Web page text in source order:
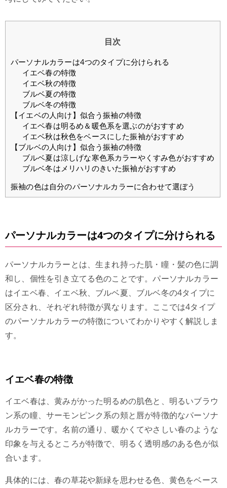
目次
パーソナルカラーは4つのタイプに分けられる
イエベ春の特徴
イエベ秋の特徴
ブルベ夏の特徴
ブルベ冬の特徴
【イエベの人向け】似合う振袖の特徴
イエベ春は明るめ＆暖色系を選ぶのがおすすめ
イエベ秋は秋色をベースにした振袖がおすすめ
【ブルベの人向け】似合う振袖の特徴
ブルベ夏は涼しげな寒色系カラーやくすみ色がおすすめ
ブルベ冬はメリハリのきいた振袖がおすすめ
振袖の色は自分のパーソナルカラーに合わせて選ぼう
パーソナルカラーは4つのタイプに分けられる
パーソナルカラーとは、生まれ持った肌・瞳・髪の色に調
和し、個性を引き立てる色のことです。パーソナルカラー
はイエベ春、イエベ秋、ブルベ夏、ブルベ冬の4タイプに
区分され、それぞれ特徴が異なります。ここでは4タイプ
のパーソナルカラーの特徴についてわかりやすく解説しま
す。
イエベ春の特徴
イエベ春は、黄みがかった明るめの肌色と、明るいブラウ
ン系の瞳、サーモンピンク系の頬と唇が特徴的なパーソナ
ルカラーです。名前の通り、暖かくてやさしい春のような
印象を与えるところが特徴で、明るく透明感のある色が似
合います。
具体的には、春の草花や新緑を思わせる色、黄色をベース